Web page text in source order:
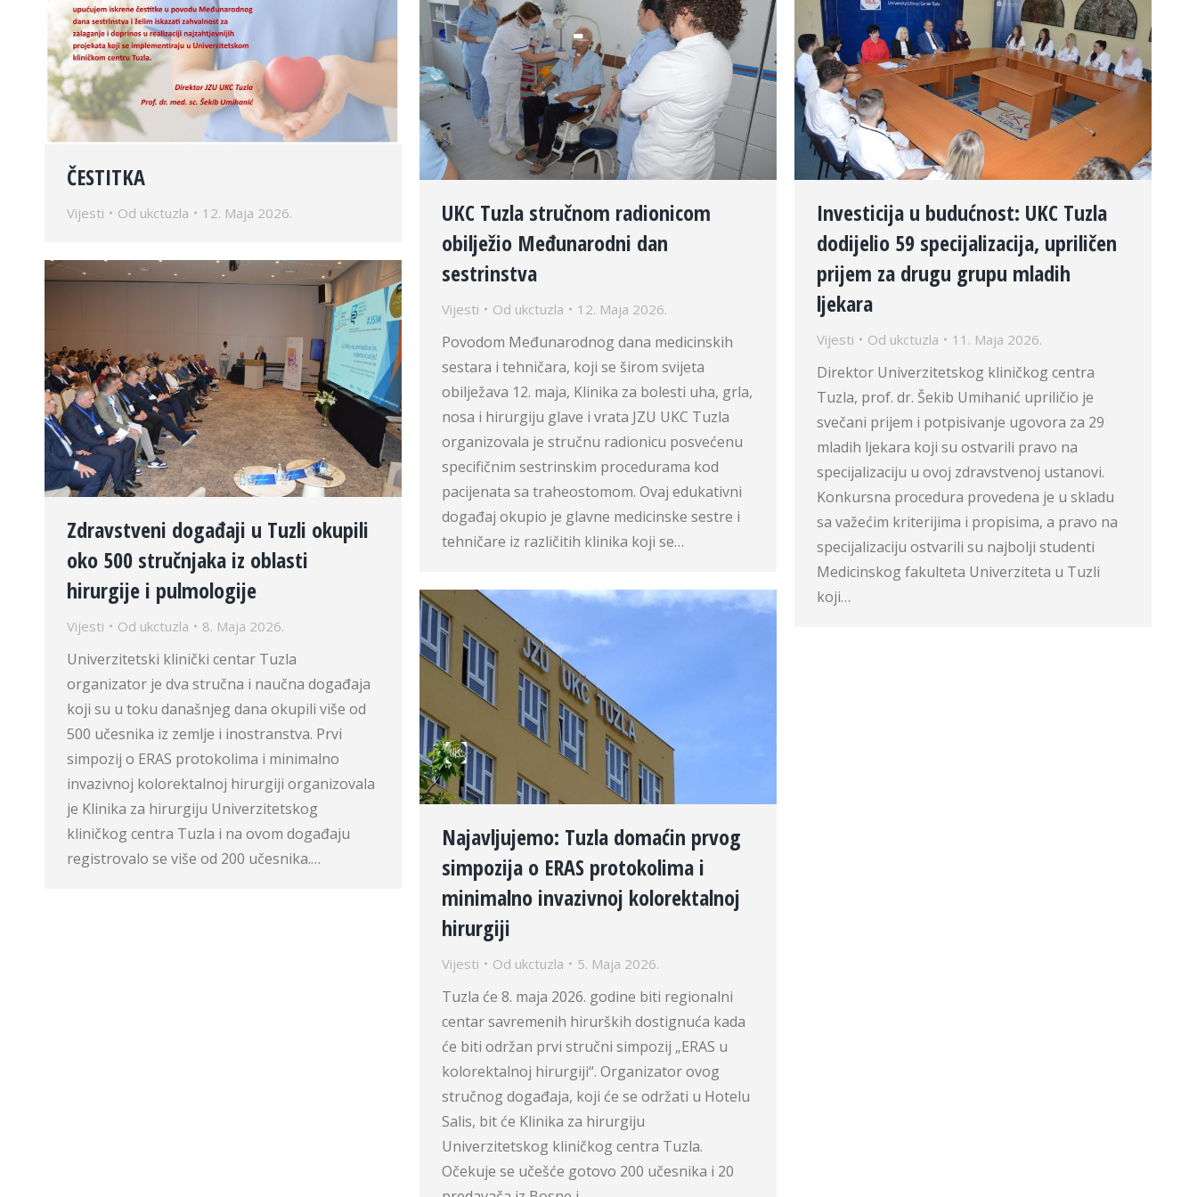
ČESTITKA
Vijesti Od ukctuzla 12. Maja 2026.
UKC Tuzla stručnom radionicom
obilježio Međunarodni dan
sestrinstva
Vijesti Od ukctuzla 12. Maja 2026.
Povodom Međunarodnog dana medicinskih
sestara i tehničara, koji se širom svijeta
obilježava 12. maja, Klinika za bolesti uha, grla,
nosa i hirurgiju glave i vrata JZU UKC Tuzla
organizovala je stručnu radionicu posvećenu
specifičnim sestrinskim procedurama kod
pacijenata sa traheostomom. Ovaj edukativni
događaj okupio je glavne medicinske sestre i
tehničare iz različitih klinika koji se…
Investicija u budućnost: UKC Tuzla
dodijelio 59 specijalizacija, upriličen
prijem za drugu grupu mladih
ljekara
Vijesti Od ukctuzla 11. Maja 2026.
Direktor Univerzitetskog kliničkog centra
Tuzla, prof. dr. Šekib Umihanić upriličio je
svečani prijem i potpisivanje ugovora za 29
mladih ljekara koji su ostvarili pravo na
specijalizaciju u ovoj zdravstvenoj ustanovi.
Konkursna procedura provedena je u skladu
sa važećim kriterijima i propisima, a pravo na
specijalizaciju ostvarili su najbolji studenti
Medicinskog fakulteta Univerziteta u Tuzli
koji…
Zdravstveni događaji u Tuzli okupili
oko 500 stručnjaka iz oblasti
hirurgije i pulmologije
Vijesti Od ukctuzla 8. Maja 2026.
Univerzitetski klinički centar Tuzla
organizator je dva stručna i naučna događaja
koji su u toku današnjeg dana okupili više od
500 učesnika iz zemlje i inostranstva. Prvi
simpozij o ERAS protokolima i minimalno
invazivnoj kolorektalnoj hirurgiji organizovala
je Klinika za hirurgiju Univerzitetskog
kliničkog centra Tuzla i na ovom događaju
registrovalo se više od 200 učesnika.…
Najavljujemo: Tuzla domaćin prvog
simpozija o ERAS protokolima i
minimalno invazivnoj kolorektalnoj
hirurgiji
Vijesti Od ukctuzla 5. Maja 2026.
Tuzla će 8. maja 2026. godine biti regionalni
centar savremenih hirurških dostignuća kada
će biti održan prvi stručni simpozij „ERAS u
kolorektalnoj hirurgiji“. Organizator ovog
stručnog događaja, koji će se održati u Hotelu
Salis, bit će Klinika za hirurgiju
Univerzitetskog kliničkog centra Tuzla.
Očekuje se učešće gotovo 200 učesnika i 20